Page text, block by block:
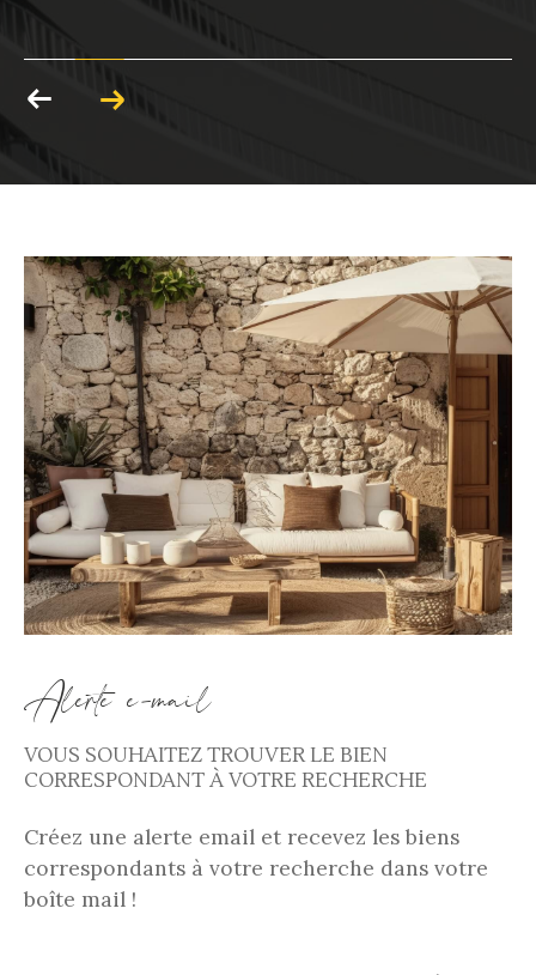
Alerte e-mail
VOUS SOUHAITEZ TROUVER LE BIEN
CORRESPONDANT À VOTRE RECHERCHE
Créez une alerte email et recevez les biens
correspondants à votre recherche dans votre
boîte mail !